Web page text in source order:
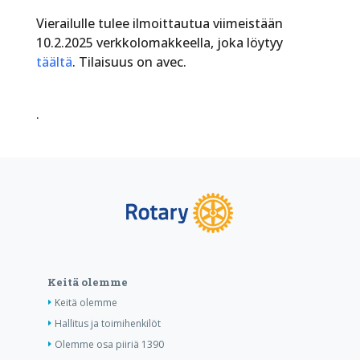
Vierailulle tulee ilmoittautua viimeistään
10.2.2025 verkkolomakkeella, joka löytyy
täältä. Tilaisuus on avec.
.
Keitä olemme
Keitä olemme
Hallitus ja toimihenkilöt
Olemme osa piiriä 1390